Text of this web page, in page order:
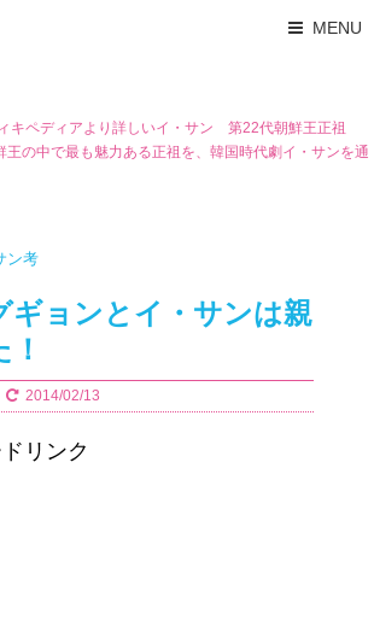
MENU
キペディアより詳しいイ・サン 第22代朝鮮王正祖
の中で最も魅力ある正祖を、韓国時代劇イ・サンを通
ン考
ギョンとイ・サンは親
2014/02/13
リンク